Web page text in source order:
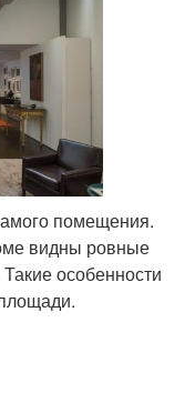
помещения.
видны ровные
особенности